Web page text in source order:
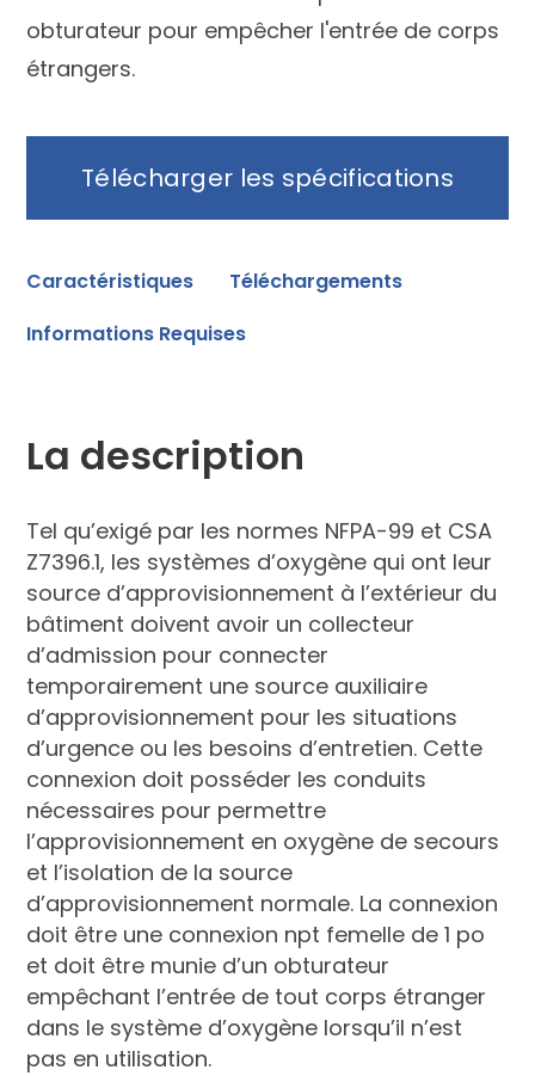
obturateur pour empêcher l'entrée de corps
étrangers.
Télécharger les spécifications
Caractéristiques
Téléchargements
Informations Requises
La description
Tel qu’exigé par les normes NFPA-99 et CSA
Z7396.1, les systèmes d’oxygène qui ont leur
source d’approvisionnement à l’extérieur du
bâtiment doivent avoir un collecteur
d’admission pour connecter
temporairement une source auxiliaire
d’approvisionnement pour les situations
d’urgence ou les besoins d’entretien. Cette
connexion doit posséder les conduits
nécessaires pour permettre
l’approvisionnement en oxygène de secours
et l’isolation de la source
d’approvisionnement normale. La connexion
doit être une connexion npt femelle de 1 po
et doit être munie d’un obturateur
empêchant l’entrée de tout corps étranger
dans le système d’oxygène lorsqu’il n’est
pas en utilisation.